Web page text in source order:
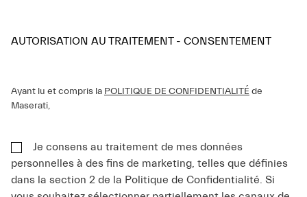
AUTORISATION AU TRAITEMENT - CONSENTEMENT
Ayant lu et compris la POLITIQUE DE CONFIDENTIALITÉ de
Maserati,
Je consens au traitement de mes données
personnelles à des fins de marketing, telles que définies
dans la section 2 de la Politique de Confidentialité. Si